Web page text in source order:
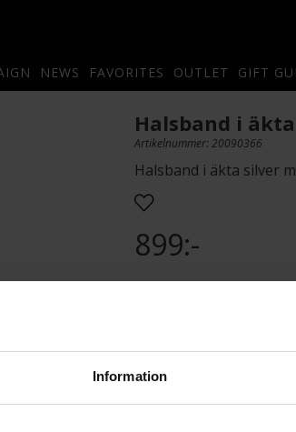
Information
NEWS FAVORITES OUTLET GIFT
Halsband i
Artikelnummer: 20090366
Halsband i äkta silver
899:-